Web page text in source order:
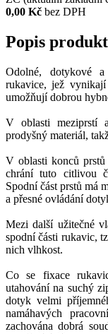
0,00 Kč bez DPH
Popis
Odolné, dotykové
rukavice, jež
umožňují dobrou
V oblasti meziprstí
prodyšný materiál,
V oblasti konců
chrání tuto citlivou
Spodní část prstů má
a přesné ovládání
Mezi další užitečné
spodní části rukavic,
nich vlhkost.
Co se fixace
utahování na suchý
dotyk velmi
namáhavých
zachována dobrá